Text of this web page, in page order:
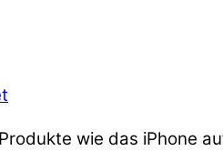
wie das iPhone